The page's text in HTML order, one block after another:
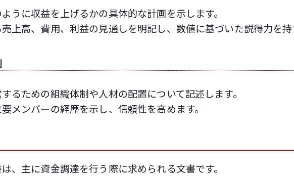
うに収益を上げるかの具体的な計画を示します。
上高、費用、利益の見通しを明記し、数値に基づいた説得力を
るための組織体制や人材の配置について記述します。
メンバーの経歴を示し、信頼性を高めます。
、主に資金調達を行う際に求められる文書です。